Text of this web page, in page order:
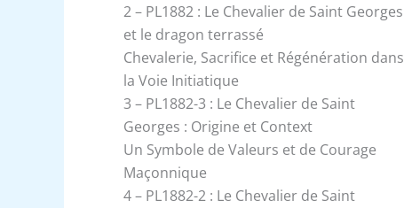
2 – PL1882 : Le Chevalier de Saint Georges
et le dragon terrassé
Chevalerie, Sacrifice et Régénération dans
la Voie Initiatique
3 – PL1882-3 : Le Chevalier de Saint
Georges : Origine et Context
Un Symbole de Valeurs et de Courage
Maçonnique
4 – PL1882-2 : Le Chevalier de Saint